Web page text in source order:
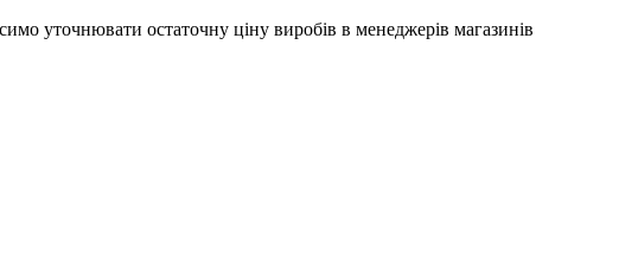
уточнювати остаточну ціну виробів в менеджерів магазинів